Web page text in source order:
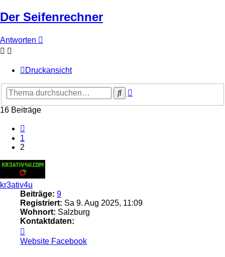
Der Seifenrechner
Antworten
Druckansicht
Suche
16 Beiträge
1
2
kr3ativ4u
Beiträge: 9
Registriert: Sa 9. Aug 2025, 11:09
Wohnort: Salzburg
Kontaktdaten:
von
kr3ativ4u
Website Facebook